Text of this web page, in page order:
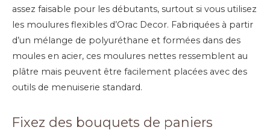
assez faisable pour les débutants, surtout si vous utilisez
les moulures flexibles d’Orac Decor. Fabriquées à partir
d’un mélange de polyuréthane et formées dans des
moules en acier, ces moulures nettes ressemblent au
plâtre mais peuvent être facilement placées avec des
outils de menuiserie standard.
Fixez des bouquets de paniers